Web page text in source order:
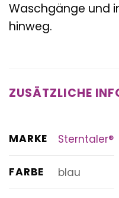
Waschgänge und
hinweg.
ZUSÄTZLICHE
MARKE Sterntaler®
FARBE blau